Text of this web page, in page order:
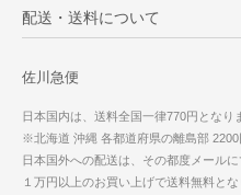
配送・送料について
佐川急便
日本国内は、送料全国一律770円となり
※北海道 沖縄 各都道府県の離島部 2200
日本国外への配送は、その都度メールに
１万円以上のお買い上げで送料無料とな